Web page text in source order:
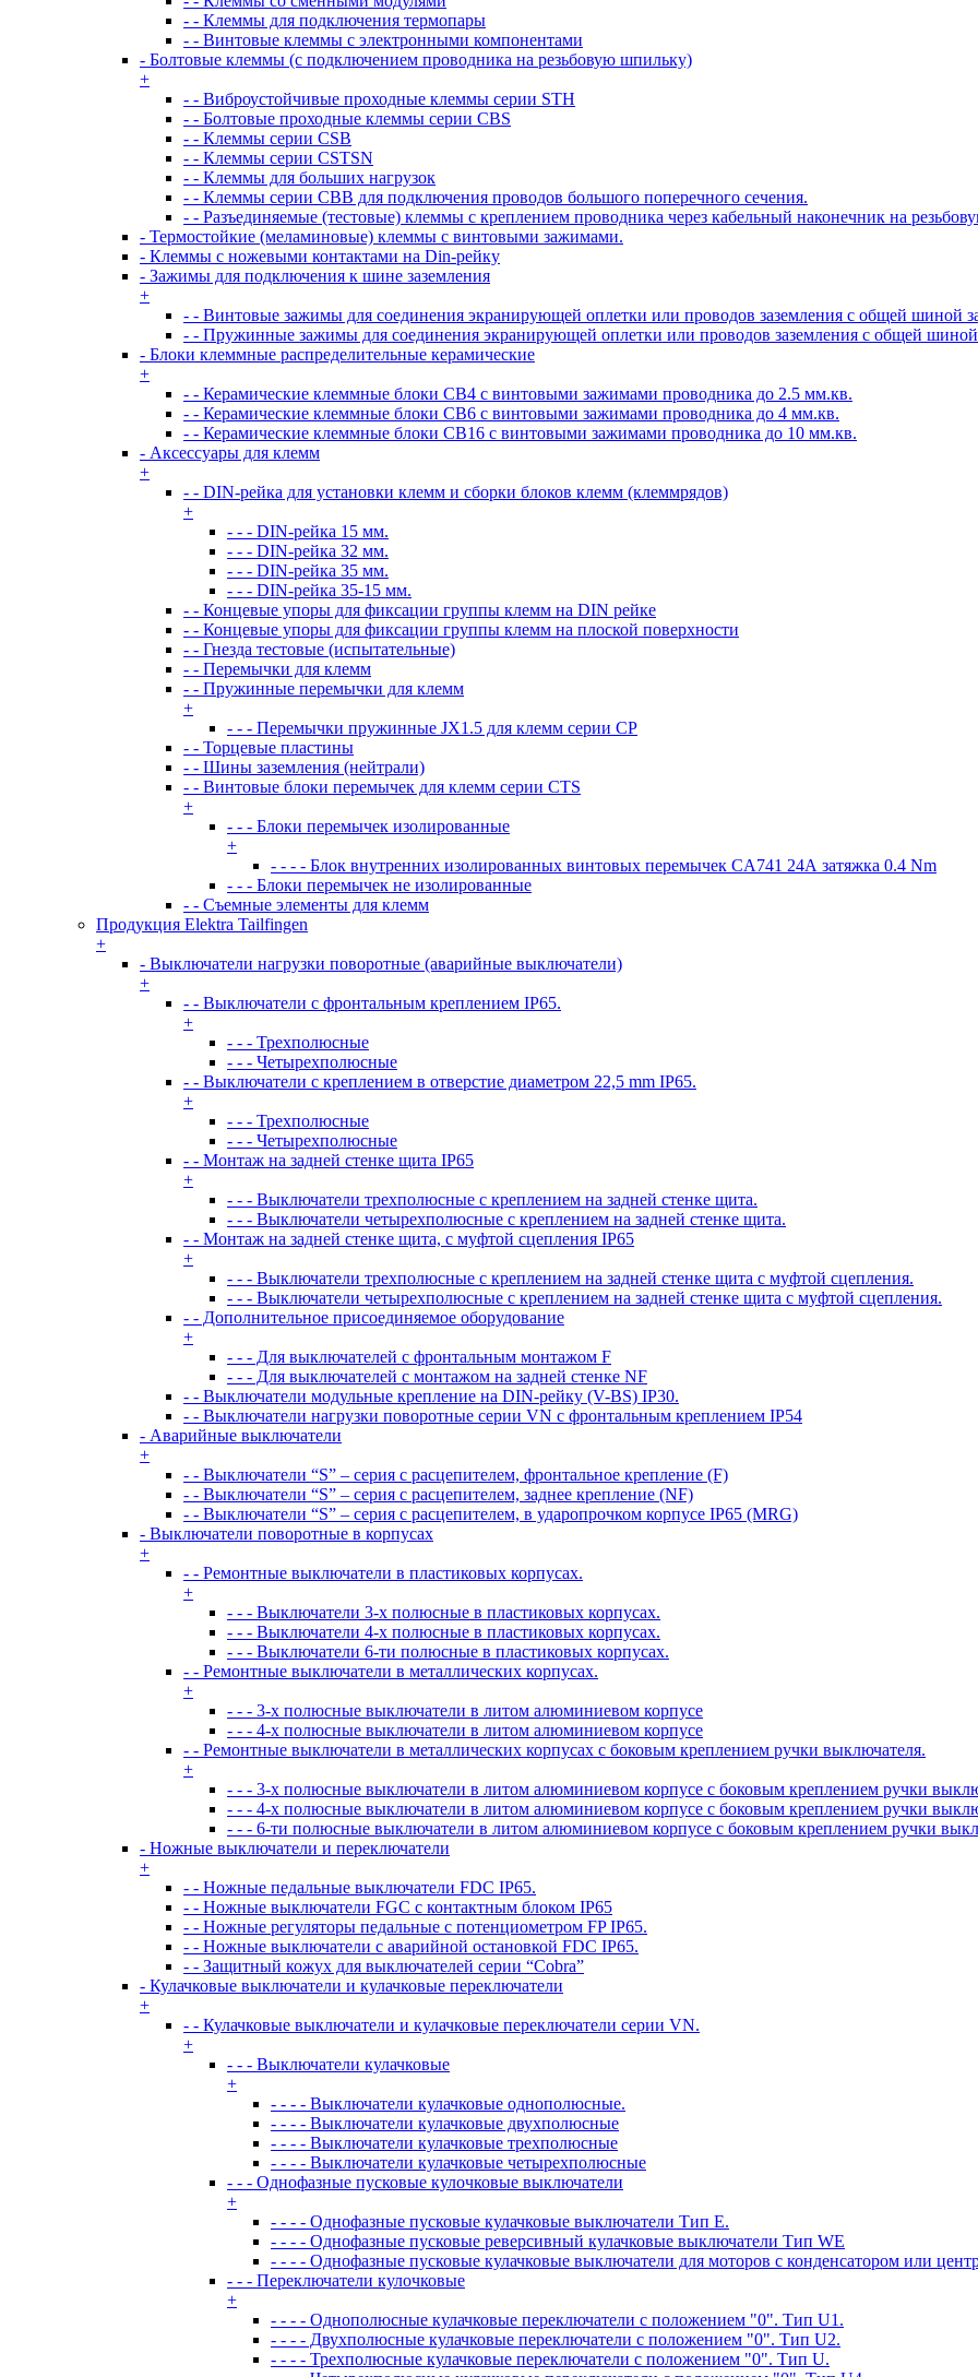
- - Клеммы для подключения термопары
- - Винтовые клеммы с электронными компонентами
- Болтовые клеммы (с подключением проводника на резьбовую шпильку)
+
- - Виброустойчивые проходные клеммы серии STH
- - Болтовые проходные клеммы серии CBS
- - Клеммы серии CSB
- - Клеммы серии CSTSN
- - Клеммы для больших нагрузок
- - Клеммы серии CBB для подключения проводов большого поперечного сечения.
- - Разъединяемые (тестовые) клеммы с креплением проводника через кабельный наконечник на
- Термостойкие (меламиновые) клеммы с винтовыми зажимами.
- Клеммы с ножевыми контактами на Din-рейку
- Зажимы для подключения к шине заземления
+
- - Винтовые зажимы для соединения экранирующей оплетки или проводов заземления с общей шиной
- - Пружинные зажимы для соединения экранирующей оплетки или проводов заземления с общей шиной
- Блоки клеммные распределительные керамические
+
- - Керамические клеммные блоки CB4 с винтовыми зажимами проводника до 2.5 мм.кв.
- - Керамические клеммные блоки CB6 с винтовыми зажимами проводника до 4 мм.кв.
- - Керамические клеммные блоки CB16 с винтовыми зажимами проводника до 10 мм.кв.
- Аксессуары для клемм
+
- - DIN-рейка для установки клемм и сборки блоков клемм (клеммрядов)
+
- - - DIN-рейка 15 мм.
- - - DIN-рейка 32 мм.
- - - DIN-рейка 35 мм.
- - - DIN-рейка 35-15 мм.
- - Концевые упоры для фиксации группы клемм на DIN рейке
- - Концевые упоры для фиксации группы клемм на плоской поверхности
- - Гнезда тестовые (испытательные)
- - Перемычки для клемм
- - Пружинные перемычки для клемм
+
- - - Перемычки пружинные JX1.5 для клемм серии CP
- - Торцевые пластины
- - Шины заземления (нейтрали)
- - Винтовые блоки перемычек для клемм серии CTS
+
- - - Блоки перемычек изолированные
+
- - - - Блок внутренних изолированных винтовых перемычек CA741 24А затяжка 0.4 Nm
- - - Блоки перемычек не изолированные
- - Съемные элементы для клемм
Продукция Elektra Tailfingen
+
- Выключатели нагрузки поворотные (аварийные выключатели)
+
- - Выключатели с фронтальным креплением IP65.
+
- - - Трехполюсные
- - - Четырехполюсные
- - Выключатели с креплением в отверстие диаметром 22,5 mm IP65.
+
- - - Трехполюсные
- - - Четырехполюсные
- - Монтаж на задней стенке щита IP65
+
- - - Выключатели трехполюсные с креплением на задней стенке щита.
- - - Выключатели четырехполюсные с креплением на задней стенке щита.
- - Монтаж на задней стенке щита, с муфтой сцепления IP65
+
- - - Выключатели трехполюсные с креплением на задней стенке щита с муфтой сцепления.
- - - Выключатели четырехполюсные с креплением на задней стенке щита с муфтой сцепления.
- - Дополнительное присоединяемое оборудование
+
- - - Для выключателей с фронтальным монтажом F
- - - Для выключателей с монтажом на задней стенке NF
- - Выключатели модульные крепление на DIN-рейку (V-BS) IP30.
- - Выключатели нагрузки поворотные серии VN c фронтальным креплением IP54
- Аварийные выключатели
+
- - Выключатели “S” – серия с расцепителем, фронтальное крепление (F)
- - Выключатели “S” – серия с расцепителем, заднее крепление (NF)
- - Выключатели “S” – серия с расцепителем, в ударопрочком корпусе IP65 (MRG)
- Выключатели поворотные в корпусах
+
- - Ремонтные выключатели в пластиковых корпусах.
+
- - - Выключатели 3-х полюсные в пластиковых корпусах.
- - - Выключатели 4-х полюсные в пластиковых корпусах.
- - - Выключатели 6-ти полюсные в пластиковых корпусах.
- - Ремонтные выключатели в металлических корпусах.
+
- - - 3-х полюсные выключатели в литом алюминиевом корпусе
- - - 4-х полюсные выключатели в литом алюминиевом корпусе
- - Ремонтные выключатели в металлических корпусах с боковым креплением ручки выключателя.
+
- - - 3-х полюсные выключатели в литом алюминиевом корпусе с боковым креплением ручки
- - - 4-х полюсные выключатели в литом алюминиевом корпусе с боковым креплением ручки
- - - 6-ти полюсные выключатели в литом алюминиевом корпусе с боковым креплением ручки
- Ножные выключатели и переключатели
+
- - Ножные педальные выключатели FDC IP65.
- - Ножные выключатели FGC с контактным блоком IP65
- - Ножные регуляторы педальные с потенциометром FP IP65.
- - Ножные выключатели с аварийной остановкой FDC IP65.
- - Защитный кожух для выключателей серии “Cobra”
- Кулачковые выключатели и кулачковые переключатели
+
- - Кулачковые выключатели и кулачковые переключатели серии VN.
+
- - - Выключатели кулачковые
+
- - - - Выключатели кулачковые однополюсные.
- - - - Выключатели кулачковые двухполюсные
- - - - Выключатели кулачковые трехполюсные
- - - - Выключатели кулачковые четырехполюсные
- - - Однофазные пусковые кулочковые выключатели
+
- - - - Однофазные пусковые кулачковые выключатели Тип E.
- - - - Однофазные пусковые реверсивный кулачковые выключатели Тип WE
- - - - Однофазные пусковые кулачковые выключатели для моторов с конденсатором или
- - - Переключатели кулочковые
+
- - - - Однополюсные кулачковые переключатели с положением "0". Тип U1.
- - - - Двухполюсные кулачковые переключатели с положением "0". Тип U2.
- - - - Трехполюсные кулачковые переключатели с положением "0". Тип U.